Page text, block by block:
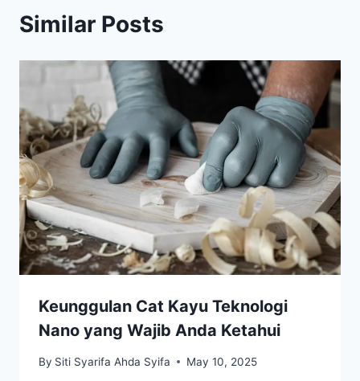
Similar Posts
Keunggulan Cat Kayu Teknologi
Nano yang Wajib Anda Ketahui
By Siti Syarifa Ahda Syifa May 10, 2025